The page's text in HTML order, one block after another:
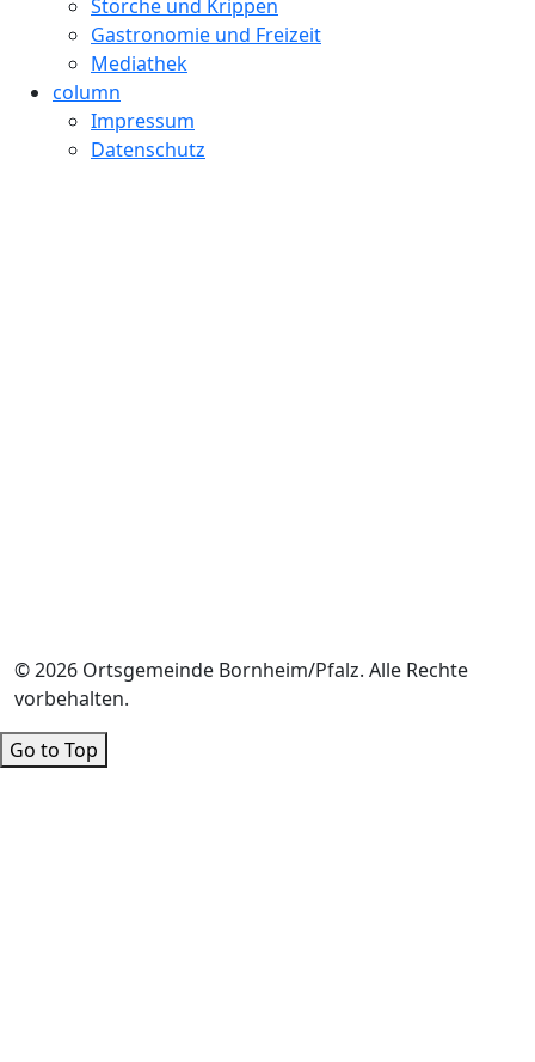
Störche und Krippen
Gastronomie und Freizeit
Mediathek
column
Impressum
Datenschutz
© 2026 Ortsgemeinde Bornheim/Pfalz. Alle Rechte
vorbehalten.
Go to Top